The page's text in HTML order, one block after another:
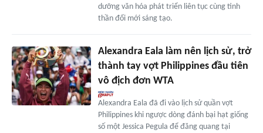
dưỡng văn hóa phát triển liên tục cùng tinh
thần đổi mới sáng tạo.
Alexandra Eala làm nên lịch sử, trở
thành tay vợt Philippines đầu tiên
vô địch đơn WTA
Alexandra Eala đã đi vào lịch sử quần vợt
Philippines khi ngược dòng đánh bại hạt giống
số một Jessica Pegula để đăng quang tại